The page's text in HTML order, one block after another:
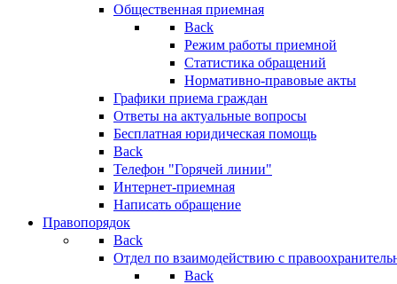
Общественная приемная
Back
Режим работы приемной
Статистика обращений
Нормативно-правовые акты
Графики приема граждан
Ответы на актуальные вопросы
Бесплатная юридическая помощь
Back
Телефон "Горячей линии"
Интернет-приемная
Написать обращение
Правопорядок
Back
Отдел по взаимодействию с
Back